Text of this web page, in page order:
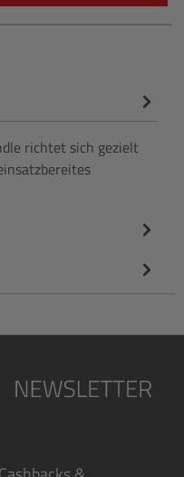
richtet sich gezielt